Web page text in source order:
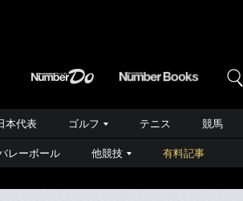
本代表 ゴルフ テニス 競馬
レーボール 他競技 有料記事